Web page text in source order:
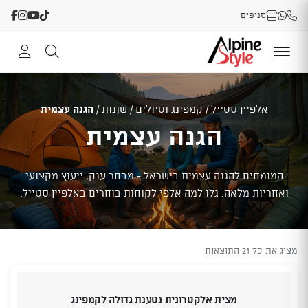
סניפים
אלפיין סטייל/קמפינג וטיולים/שונות /הגנה עצמית
הגנה עצמית
המומחים להגנה עצמית בישראל - מבחר ענק, ייעוץ מקצועי
ואחריות מלאה. גלו למה אלפי לקוחות בוחרים באלפיין סטייל.
מציג את כל 21 התוצאות
מצית אלקטרונית נטענת גדולה לקמפינג